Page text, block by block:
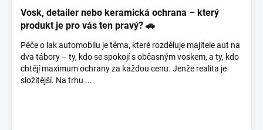
Vosk, detailer nebo keramická ochrana – který
produkt je pro vás ten pravý? 🚗
Péče o lak automobilu je téma, které rozděluje majitele aut na
dva tábory – ty, kdo se spokojí s občasným voskem, a ty, kdo
chtějí maximum ochrany za každou cenu. Jenže realita je
složitější. Na trhu ...